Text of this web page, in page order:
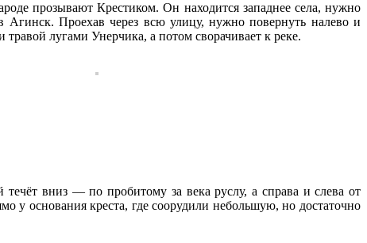
прозывают Крестиком. Он находится западнее села, нужно
Агинск. Проехав через всю улицу, нужно повернуть налево и
лугами Унерчика, а потом сворачивает к реке.
вниз — по пробитому за века руслу, а справа и слева от
у основания креста, где соорудили небольшую, но достаточно